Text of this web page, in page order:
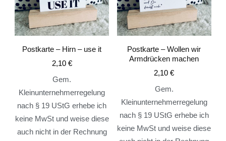
Postkarte – Hirn – use it
2,10 €
Gem.
Kleinunternehmerregelung
nach § 19 UStG erhebe ich
keine MwSt und weise diese
auch nicht in der Rechnung
Postkarte – Wollen wir
Armdrücken machen
2,10€
Gem.
Kleinunternehmerregelung
nach § 19 UStG erhebe ich
keine MwSt und weise diese